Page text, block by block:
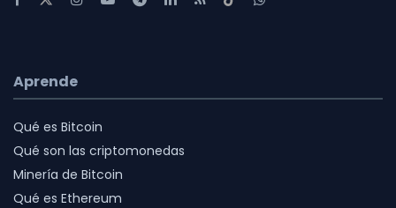
Aprende
Qué es Bitcoin
Qué son las criptomonedas
Minería de Bitcoin
Qué es Ethereum